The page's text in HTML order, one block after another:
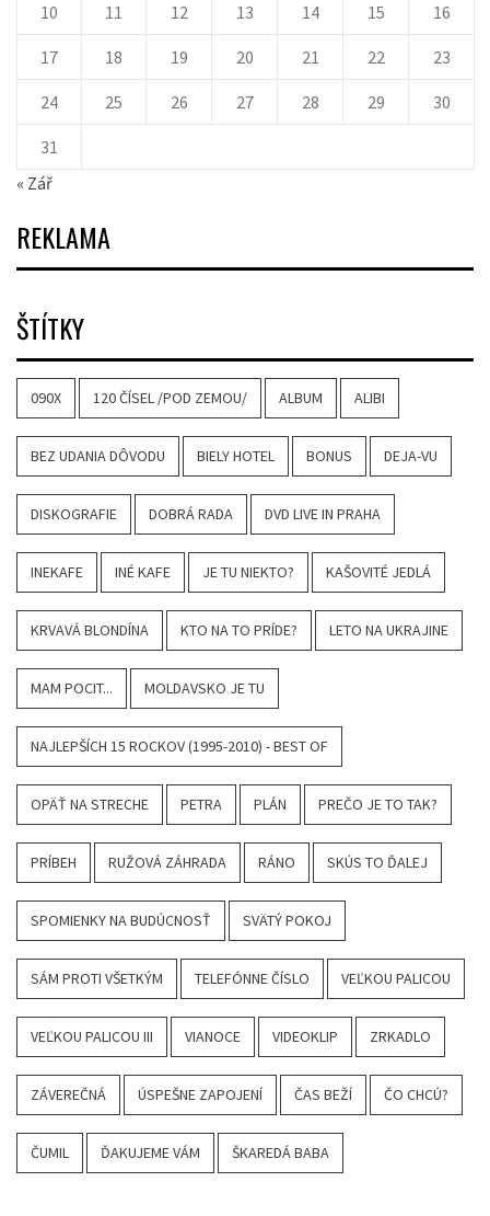
10 11 12 13 14 15 16
17 18 19 20 21 22 23
24 25 26 27 28 29 30
31
« Zář
REKLAMA
ŠTÍTKY
090X 120 ČÍSEL /POD ZEMOU/ ALBUM ALIBI
BEZ UDANIA DÔVODU BIELY HOTEL BONUS DEJA-VU
DISKOGRAFIE DOBRÁ RADA DVD LIVE IN PRAHA
INEKAFE INÉ KAFE JE TU NIEKTO? KAŠOVITÉ JEDLÁ
KRVAVÁ BLONDÍNA KTO NA TO PRÍDE? LETO NA UKRAJINE
MAM POCIT... MOLDAVSKO JE TU
NAJLEPŠÍCH 15 ROCKOV (1995-2010) - BEST OF
OPÄŤ NA STRECHE PETRA PLÁN PREČO JE TO TAK?
PRÍBEH RUŽOVÁ ZÁHRADA RÁNO SKÚS TO ĎALEJ
SPOMIENKY NA BUDÚCNOSŤ SVÄTÝ POKOJ
SÁM PROTI VŠETKÝM TELEFÓNNE ČÍSLO VEĽKOU PALICOU
VEĽKOU PALICOU III VIANOCE VIDEOKLIP ZRKADLO
ZÁVEREČNÁ ÚSPEŠNE ZAPOJENÍ ČAS BEŽÍ ČO CHCÚ?
ČUMIL ĎAKUJEME VÁM ŠKAREDÁ BABA